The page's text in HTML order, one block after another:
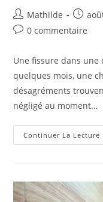
Mathilde
0 commentaire
Une fissure dans
quelques mois, une
désagréments
négligé au moment…
Continuer La Lecture